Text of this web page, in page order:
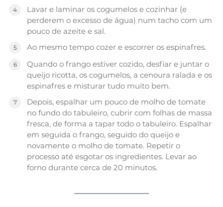
Lavar e laminar os cogumelos e cozinhar (e
perderem o excesso de água) num tacho com um
pouco de azeite e sal.
Ao mesmo tempo cozer e escorrer os espinafres.
Quando o frango estiver cozido, desfiar e juntar o
queijo ricotta, os cogumelos, a cenoura ralada e os
espinafres e misturar tudo muito bem.
Depois, espalhar um pouco de molho de tomate
no fundo do tabuleiro, cubrir com folhas de massa
fresca, de forma a tapar todo o tabuleiro. Espalhar
em seguida o frango, seguido do queijo e
novamente o molho de tomate. Repetir o
processo até esgotar os ingredientes. Levar ao
forno durante cerca de 20 minutos.